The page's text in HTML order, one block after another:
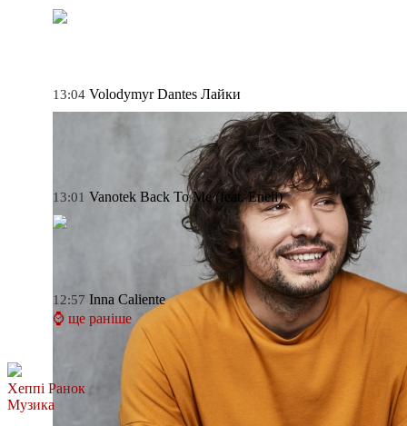
13:04 Volodymyr Dantes Лайки
13:01 Vanotek Back To Me (feat. Eneli)
12:57 Inna Caliente
⌚ ще раніше
Хеппі Ранок
Музика